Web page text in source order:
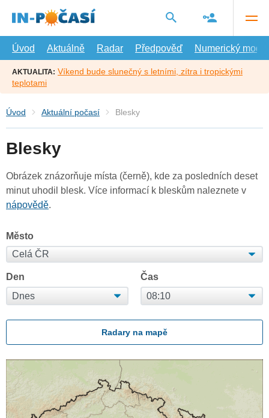
hlavní
Úvod
Aktuálně Radar Předpověď Numerický model
AKTUALITA: Víkend bude slunečný s letními, zítra i tropickými
teplotami
Úvod Aktuální počasí Blesky
Blesky
Obrázek znázorňuje místa (černě), kde za posledních deset
minut uhodil blesk. Více informací k bleskům naleznete v
nápovědě.
Město
Den Čas
Radary na mapě